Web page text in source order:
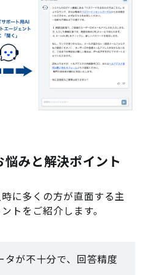
みと解決ポイント
に多くの方が直面する主
トをご紹介します。
タが不十分で、回答精度